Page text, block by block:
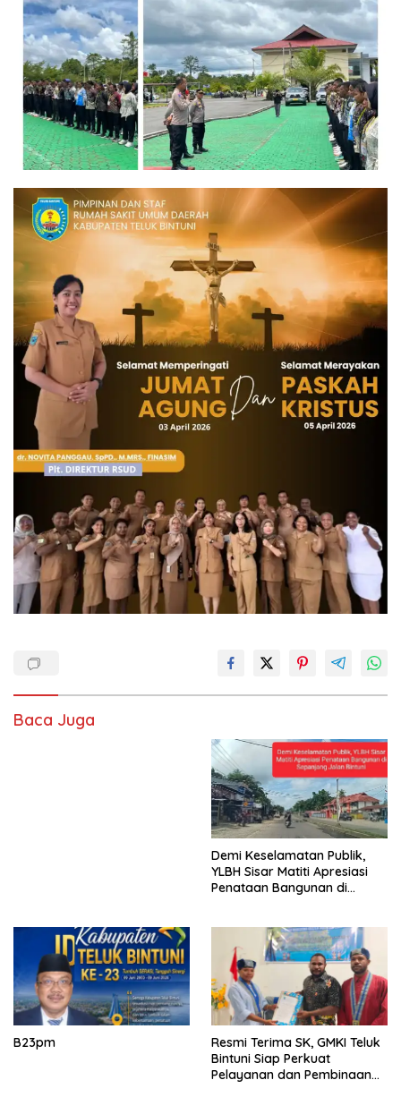
Baca Juga
Demi Keselamatan Publik,
YLBH Sisar Matiti Apresiasi
Penataan Bangunan di
B23pm
Resmi Terima SK, GMKI Teluk
Bintuni Siap Perkuat
Pelayanan dan Pembinaan